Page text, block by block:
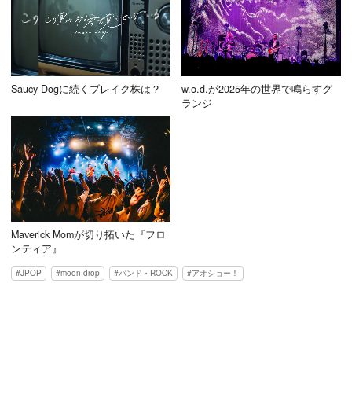
Saucy Dogに続くブレイク株は？
w.o.d.が2025年の世界で鳴らすグ
ランジ
Maverick Momが切り拓いた『フロ
ンティア』
JPOP moon drop バンド・ROCK アオショー！